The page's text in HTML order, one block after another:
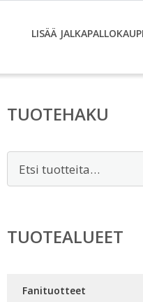
LISÄÄ
TUOTEHAKU
TUOTEALUEET
Fanituotteet